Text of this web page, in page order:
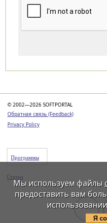
© 2002—2026 SOFTPORTAL
Обратная связь (Feedback)
Privacy Policy
Программы
Статьи
Мы используем файлы
предоставить вам